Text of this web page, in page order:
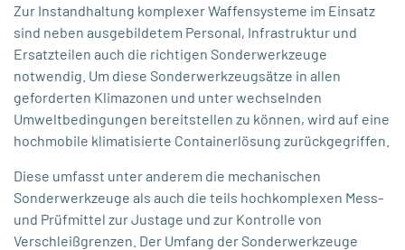
Zur Instandhaltung komplexer Waffensysteme im Einsatz
sind neben ausgebildetem Personal, Infrastruktur und
Ersatzteilen auch die richtigen Sonderwerkzeuge
notwendig. Um diese Sonderwerkzeugsätze in allen
geforderten Klimazonen und unter wechselnden
Umweltbedingungen bereitstellen zu können, wird auf eine
hochmobile klimatisierte Containerlösung zurückgegriffen.
Diese umfasst unter anderem die mechanischen
Sonderwerkzeuge als auch die teils hochkomplexen Mess-
und Prüfmittel zur Justage und zur Kontrolle von
Verschleißgrenzen. Der Umfang der Sonderwerkzeuge